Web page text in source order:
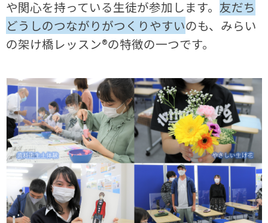
や関心を持っている生徒が参加します。友だち
どうしのつながりがつくりやすいのも、みらい
の架け橋レッスン®の特徴の一つです。